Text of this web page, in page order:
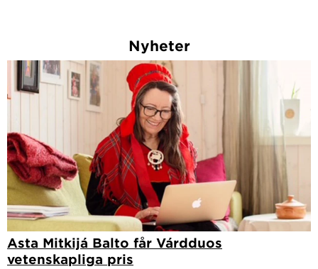
Nyheter
Asta Mitkijá Balto får Várdduos
vetenskapliga pris